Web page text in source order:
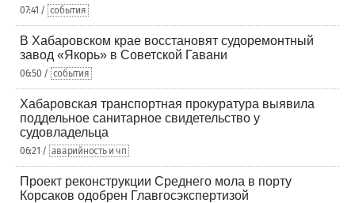
07:41 / события
В Хабаровском крае восстановят судоремонтный
завод «Якорь» в Советской Гавани
06:50 / события
Хабаровская транспортная прокуратура выявила
поддельное санитарное свидетельство у
судовладельца
06:21 / аварийность и чп
Проект реконструкции Среднего мола в порту
Корсаков одобрен Главгосэкспертизой